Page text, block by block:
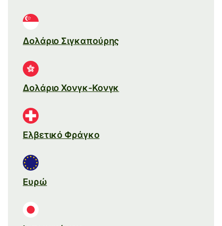
Δολάριο Σιγκαπούρης
Δολάριο Χονγκ-Κονγκ
Ελβετικό Φράγκο
Ευρώ